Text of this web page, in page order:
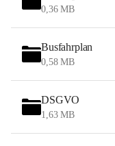
zum
„ihre Wiener“. Seit
Wochenendhäuser
waldreichen
Das Wandern ist aus
Tätigkeit. Das
Wiesen, Wälder und
0,36 MB
Busfahrplan
0,58 MB
DSGVO
1,63 MB